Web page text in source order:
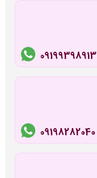
09199398913
09198282040